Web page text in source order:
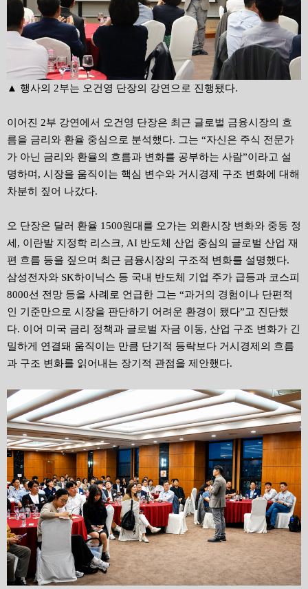
▲ 행사의 2부는 오건영 단장의 강연으로 진행됐다.
이어진 2부 강연에서 오건영 단장은 최근 글로벌 금융시장의 흐
름을 금리와 환율 중심으로 분석했다. 그는 “자신은 주식 전문가
가 아닌 금리와 환율의 흐름과 변화를 공부하는 사람”이라고 설
명하며, 시장을 움직이는 핵심 변수와 거시경제 구조 변화에 대해
차분히 짚어 나갔다.
오 단장은 달러 환율 1500원대를 오가는 외환시장 변화와 중동 정
세, 이란발 지정학 리스크, AI 반도체 산업 중심의 글로벌 산업 재
편 흐름 등을 짚으며 최근 금융시장의 구조적 변화를 설명했다.
삼성전자와 SK하이닉스 등 국내 반도체 기업 주가 급등과 코스피
8000선 전망 등을 사례로 언급한 그는 “과거의 경험이나 단편적
인 기준만으로 시장을 판단하기 어려운 환경이 됐다”고 진단했
다. 이어 미국 금리 정책과 글로벌 자금 이동, 산업 구조 변화가 긴
밀하게 연결돼 움직이는 만큼 단기적 등락보다 거시경제의 흐름
과 구조 변화를 읽어내는 장기적 관점을 제안했다.